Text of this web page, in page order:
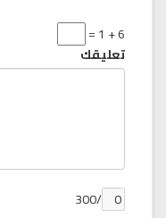
6 + 1 =
تعليقك
/300